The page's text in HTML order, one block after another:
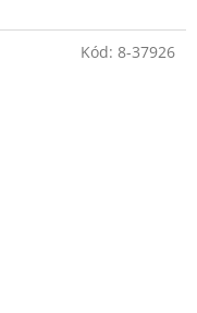
Kód: 8-37926